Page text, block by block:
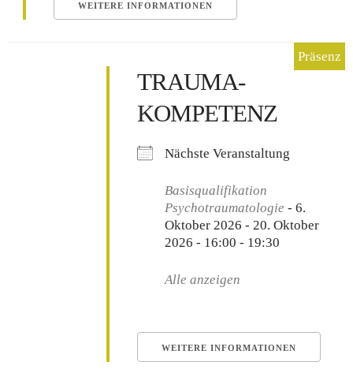
WEITERE INFORMATIONEN
TRAUMA-
KOMPETENZ
Nächste Veranstaltung
Basisqualifikation
Psychotraumatologie - 6.
Oktober 2026 - 20. Oktober
2026 - 16:00 - 19:30
Alle anzeigen
WEITERE INFORMATIONEN